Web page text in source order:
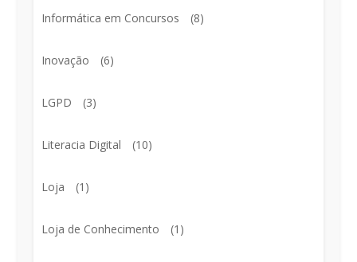
Informática em Concursos (8)
Inovação (6)
LGPD (3)
Literacia Digital (10)
Loja (1)
Loja de Conhecimento (1)